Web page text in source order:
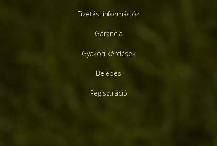
Fizetési információk
Garancia
Gyakori kérdések
Belépés
Regisztráció